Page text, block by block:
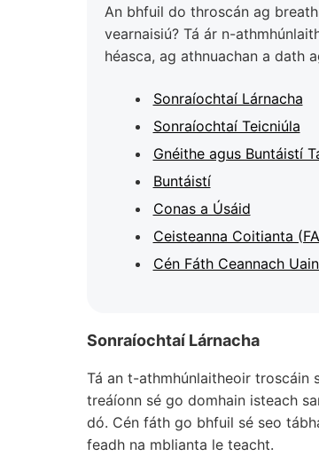
An bhfuil do throscán ag
vearnaisiú? Tá ár n-
héasca, ag athnuachan a dath
Sonraíochtaí Lárnacha
Sonraíochtaí Teicniúla
Gnéithe agus Buntáistí
Buntáistí
Conas a Úsáid
Ceisteanna Coitianta
Cén Fáth Ceannach
Sonraíochtaí Lárnacha
Tá an t-athmhúnlaitheoir troscáin
treáíonn sé go domhain isteach
dó. Cén fáth go bhfuil sé seo
feadh na mblianta le teacht.